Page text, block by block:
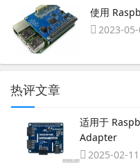
使用
2023-
热评文章
适用于
Adapter
2025-02-11